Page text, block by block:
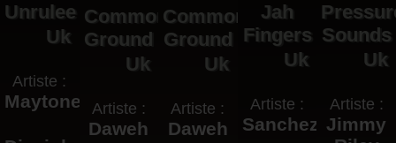
Unrulee
Uk
Artiste :
Maytones
Common
Ground
Uk
Artiste :
Daweh
Common
Ground
Uk
Artiste :
Daweh
Jah
Fingers
Uk
Artiste :
Sanchez
Sounds
Uk
Artiste :
Jimmy